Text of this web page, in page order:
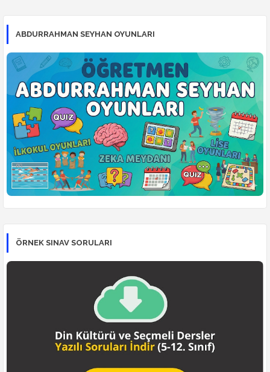
ABDURRAHMAN SEYHAN OYUNLARI
ÖRNEK SINAV SORULARI